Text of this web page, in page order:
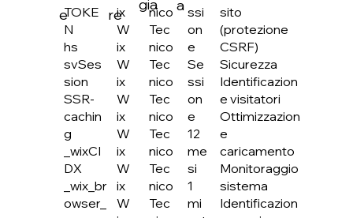
TOKE
N
hs
svSes
sion
SSR-
cachin
g
_wixCI
DX
_wix_br
owser_
ix
W
ix
W
ix
W
ix
W
ix
W
ix
W
nico
Tec
nico
Tec
nico
Tec
nico
Tec
nico
Tec
nico
Tec
ssi
on
e
Se
ssi
on
e
12
me
si
1
mi
sito
(protezione
CSRF)
Sicurezza
Identificazion
e visitatori
Ottimizzazion
e
caricamento
Monitoraggio
sistema
Identificazion
e
re
gia
a